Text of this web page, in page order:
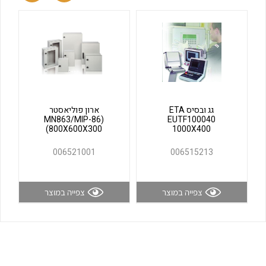
לכל מוצרי היצרן לכל מוצרי היצרן
גג ובסיס ETA
EUTF100040
1000X400
006515213
צפייה במוצר
ארון פוליאסטר
(MN863/MIP-86
(800X600X300
006521001
צפייה במוצר